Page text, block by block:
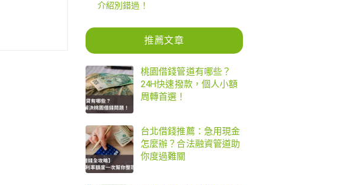
介紹別錯過！
推薦文章
桃園借錢管道有哪些？
24H快速撥款，個人小額
周轉首選！
台北借錢推薦：急用現金
怎麼辦？合法融資管道助
你度過難關